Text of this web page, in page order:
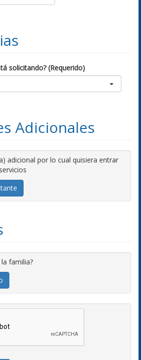
solicitando? (Requerido)
Adicionales
adicional por lo cual quisiera entrar
familia?